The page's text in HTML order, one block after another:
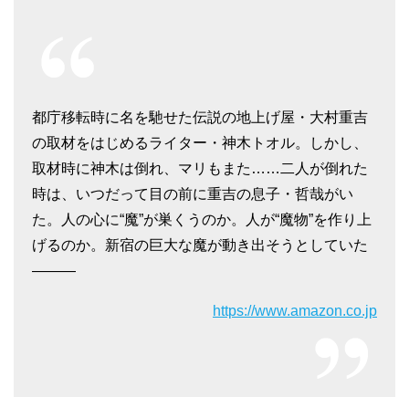
都庁移転時に名を馳せた伝説の地上げ屋・大村重吉
の取材をはじめるライター・神木トオル。しかし、
取材時に神木は倒れ、マリもまた……二人が倒れた
時は、いつだって目の前に重吉の息子・哲哉がい
た。人の心に“魔”が巣くうのか。人が“魔物”を作り上
げるのか。新宿の巨大な魔が動き出そうとしていた
―――
https://www.amazon.co.jp